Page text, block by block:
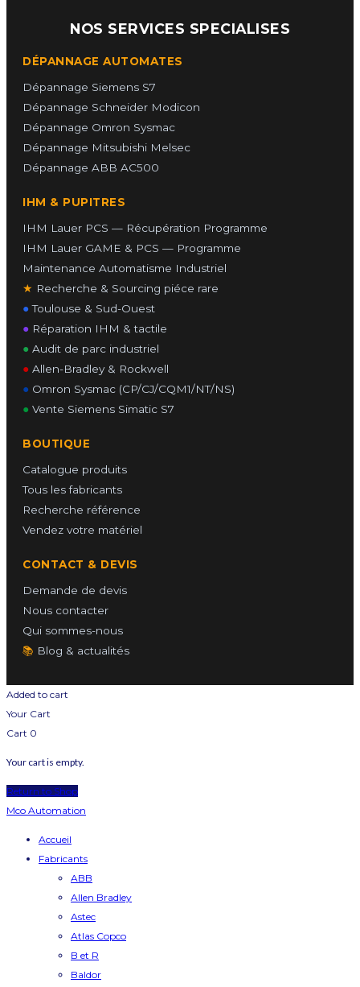
NOS SERVICES SPECIALISES
DÉPANNAGE AUTOMATES
Dépannage Siemens S7
Dépannage Schneider Modicon
Dépannage Omron Sysmac
Dépannage Mitsubishi Melsec
Dépannage ABB AC500
IHM & PUPITRES
IHM Lauer PCS — Récupération Programme
IHM Lauer GAME & PCS — Programme
Maintenance Automatisme Industriel
★ Recherche & Sourcing piéce rare
●Toulouse & Sud-Ouest
● Réparation IHM & tactile
● Audit de parc industriel
● Allen-Bradley & Rockwell
● Omron Sysmac (CP/CJ/CQM1/NT/NS)
● Vente Siemens Simatic S7
BOUTIQUE
Catalogue produits
Tous les fabricants
Recherche référence
Vendez votre matériel
CONTACT & DEVIS
Demande de devis
Nous contacter
Qui sommes-nous
📚 Blog & actualités
Added to cart
Your Cart
Cart 0
Your cart is empty.
Return to Shop
Mco Automation
Accueil
Fabricants
ABB
Allen Bradley
Astec
Atlas Copco
B et R
Baldor